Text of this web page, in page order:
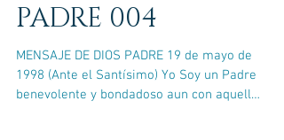
PADRE 004
MENSAJE DE DIOS PADRE 19 de mayo de
1998 (Ante el Santísimo) Yo Soy un Padre
benevolente y bondadoso aun con aquellos